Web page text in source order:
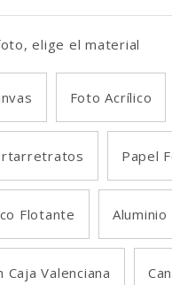
elige el material
Foto Acrílico
Papel
Flotante Aluminio
Caja Valenciana